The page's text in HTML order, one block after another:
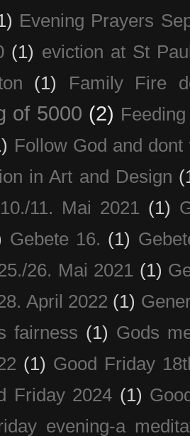
Evening Prayers
(1) eviction at St
(1) Family Fire
of 5000 (2)
Follow God and dont
in Art and Design
11. Mai 2021 (1)
Gebete 16. (1)
26. Mai 2021 (1)
April 2022 (1)
fairness (1) Gods
(1) Good Friday
Friday 2024 (1)
evening-a